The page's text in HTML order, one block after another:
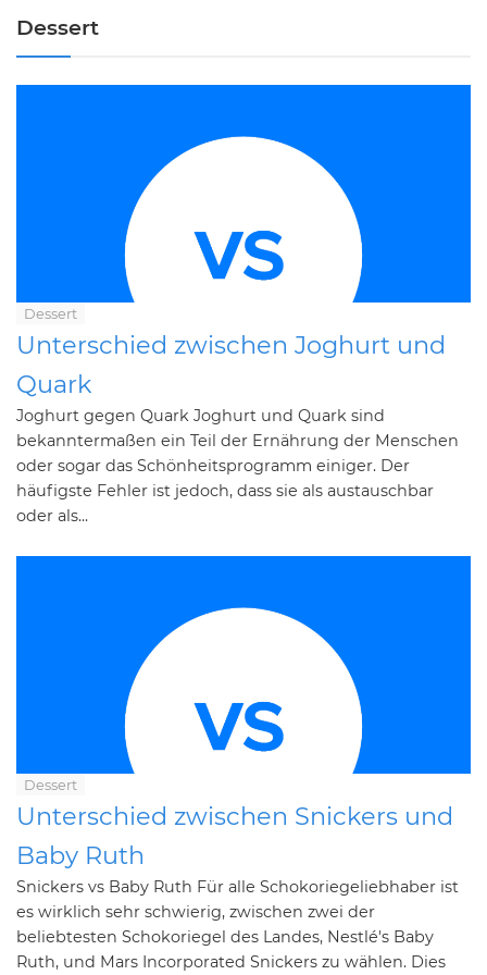
Dessert
Dessert
Unterschied zwischen Joghurt und
Quark
Joghurt gegen Quark Joghurt und Quark sind
bekanntermaßen ein Teil der Ernährung der Menschen
oder sogar das Schönheitsprogramm einiger. Der
häufigste Fehler ist jedoch, dass sie als austauschbar
oder als...
Dessert
Unterschied zwischen Snickers und
Baby Ruth
Snickers vs Baby Ruth Für alle Schokoriegeliebhaber ist
es wirklich sehr schwierig, zwischen zwei der
beliebtesten Schokoriegel des Landes, Nestlé's Baby
Ruth, und Mars Incorporated Snickers zu wählen. Dies